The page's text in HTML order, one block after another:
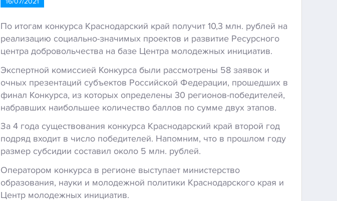
По итогам конкурса Краснодарский край получит 10,3 млн. рублей на
реализацию социально-значимых проектов и развитие Ресурсного
центра добровольчества на базе Центра молодежных инициатив.
Экспертной комиссией Конкурса были рассмотрены 58 заявок и
очных презентаций субъектов Российской Федерации, прошедших в
финал Конкурса, из которых определены 30 регионов-победителей,
набравших наибольшее количество баллов по сумме двух этапов.
За 4 года существования конкурса Краснодарский край второй год
подряд входит в число победителей. Напомним, что в прошлом году
размер субсидии составил около 5 млн. рублей.
Оператором конкурса в регионе выступает министерство
образования, науки и молодежной политики Краснодарского края и
Центр молодежных инициатив.